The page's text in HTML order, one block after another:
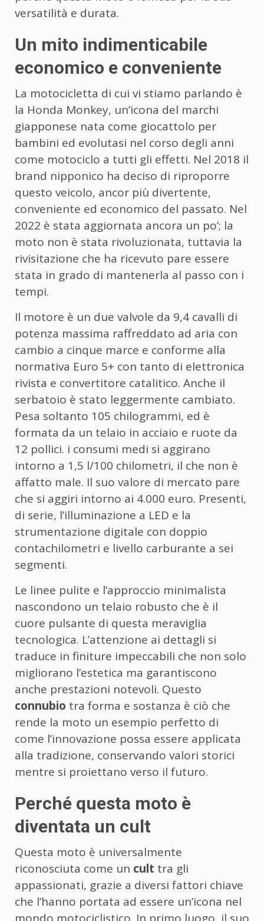
versatilità e durata.
Un mito indimenticabile
economico e conveniente
La motocicletta di cui vi stiamo parlando è
la Honda Monkey, un’icona del marchi
giapponese nata come giocattolo per
bambini ed evolutasi nel corso degli anni
come motociclo a tutti gli effetti. Nel 2018 il
brand nipponico ha deciso di riproporre
questo veicolo, ancor più divertente,
conveniente ed economico del passato. Nel
2022 è stata aggiornata ancora un po’; la
moto non è stata rivoluzionata, tuttavia la
rivisitazione che ha ricevuto pare essere
stata in grado di mantenerla al passo con i
tempi.
Il motore è un due valvole da 9,4 cavalli di
potenza massima raffreddato ad aria con
cambio a cinque marce e conforme alla
normativa Euro 5+ con tanto di elettronica
rivista e convertitore catalitico. Anche il
serbatoio è stato leggermente cambiato.
Pesa soltanto 105 chilogrammi, ed è
formata da un telaio in acciaio e ruote da
12 pollici. i consumi medi si aggirano
intorno a 1,5 l/100 chilometri, il che non è
affatto male. Il suo valore di mercato pare
che si aggiri intorno ai 4.000 euro. Presenti,
di serie, l’illuminazione a LED e la
strumentazione digitale con doppio
contachilometri e livello carburante a sei
segmenti.
Le linee pulite e l’approccio minimalista
nascondono un telaio robusto che è il
cuore pulsante di questa meraviglia
tecnologica. L’attenzione ai dettagli si
traduce in finiture impeccabili che non solo
migliorano l’estetica ma garantiscono
anche prestazioni notevoli. Questo
connubio tra forma e sostanza è ciò che
rende la moto un esempio perfetto di
come l’innovazione possa essere applicata
alla tradizione, conservando valori storici
mentre si proiettano verso il futuro.
Perché questa moto è
diventata un cult
Questa moto è universalmente
riconosciuta come un cult tra gli
appassionati, grazie a diversi fattori chiave
che l’hanno portata ad essere un’icona nel